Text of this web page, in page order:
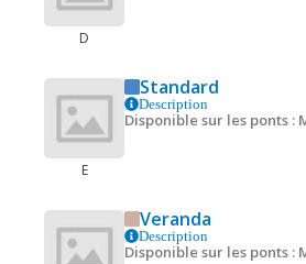
D
E
Standard
Description
Disponible sur les ponts :
Veranda
Description
Disponible sur les ponts :